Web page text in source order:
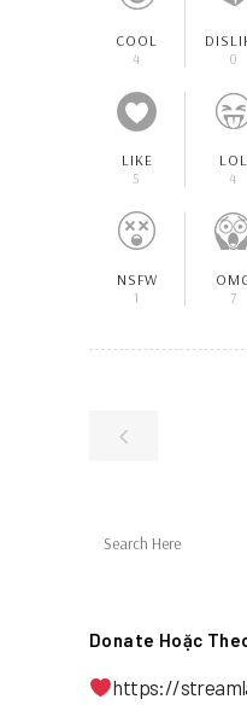
COOL
4
0
LIKE
5
LOL
4
NSFW
1
7
Donate Hoặc
https://